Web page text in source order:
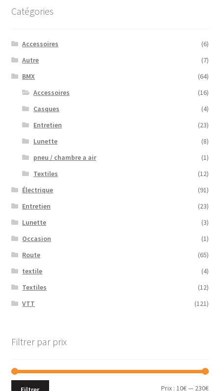
Catégories
Accessoires
(6)
Autre
(7)
BMX
(64)
Accessoires
(16)
Casques
(4)
Entretien
(23)
Lunette
(8)
pneu / chambre a air
(1)
Textiles
(12)
Électrique
(91)
Entretien
(23)
Lunette
(3)
Occasion
(1)
Route
(65)
textile
(4)
Textiles
(12)
VTT
(121)
Filtrer par prix
Prix : 10€— 230€